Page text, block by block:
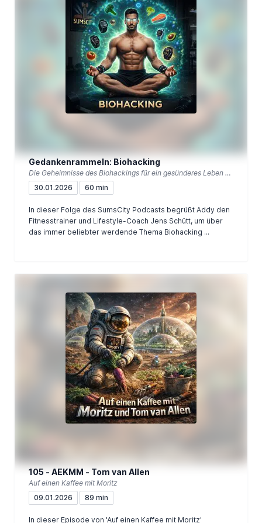
Gedankenrammeln: Biohacking
Die Geheimnisse des Biohackings für ein gesünderes Leben entschlüsseln
30.01.2026
60 min
In dieser Folge des SumsCity Podcasts begrüßt Addy den
Fitnesstrainer und Lifestyle-Coach Jens Schütt, um über
das immer beliebter werdende Thema Biohacking ...
105 - AEKMM - Tom van Allen
Auf einen Kaffee mit Moritz
09.01.2026
89 min
In dieser Episode von 'Auf einen Kaffee mit Moritz'